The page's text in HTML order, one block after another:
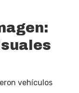
vehículos